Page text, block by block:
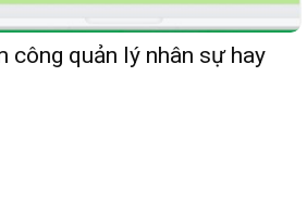
công quản lý nhân sự hay